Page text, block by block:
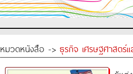
หมวดหนังสือ -> ธุรกิจ เศรษฐศาสตร์แ